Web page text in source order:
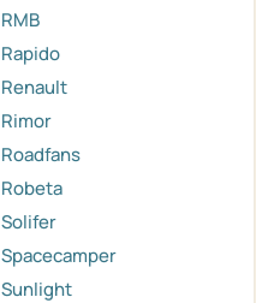
RMB
Rapido
Renault
Rimor
Roadfans
Robeta
Solifer
Spacecamper
Sunlight